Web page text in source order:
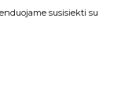
susisiekti su